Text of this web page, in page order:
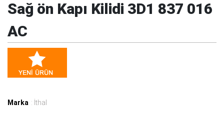
Sağ ön Kapı Kilidi 3D1 837 016
AC
Marka : İthal